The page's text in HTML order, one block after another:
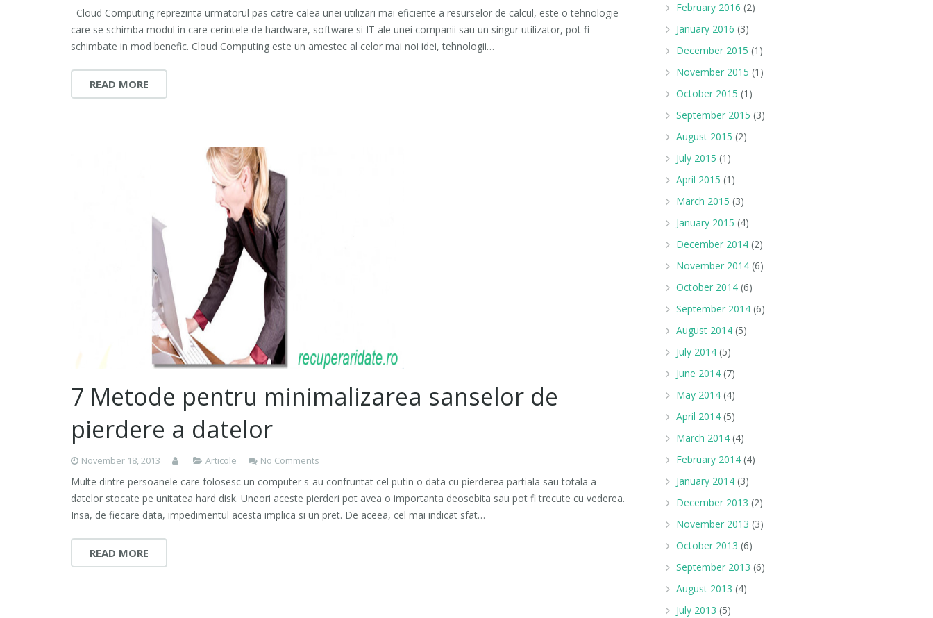
Cloud Computing reprezinta urmatorul pas catre calea unei utilizari mai eficiente a resurselor de calcul, este o tehnologie
care se schimba modul in care cerintele de hardware, software si IT ale unei companii sau un singur utilizator, pot fi
schimbate in mod benefic. Cloud Computing este un amestec al celor mai noi idei, tehnologii…
READ MORE
7 Metode pentru minimalizarea sanselor de
pierdere a datelor
November 18, 2013 Articole No Comments
Multe dintre persoanele care folosesc un computer s-au confruntat cel putin o data cu pierderea partiala sau totala a
datelor stocate pe unitatea hard disk. Uneori aceste pierderi pot avea o importanta deosebita sau pot fi trecute cu vederea.
Insa, de fiecare data, impedimentul acesta implica si un pret. De aceea, cel mai indicat sfat…
READ MORE
February 2016 (2)
January 2016 (3)
December 2015 (1)
November 2015 (1)
October 2015 (1)
September 2015 (3)
August 2015 (2)
July 2015 (1)
April 2015 (1)
March 2015 (3)
January 2015 (4)
December 2014(2)
November 2014(6)
October 2014(6)
September 2014(6)
August 2014(5)
July 2014(5)
June 2014(7)
May 2014(4)
April 2014(5)
March 2014(4)
February 2014(4)
January 2014(3)
December 2013 (2)
November 2013 (3)
October 2013 (6)
September 2013 (6)
August 2013 (4)
July 2013 (5)